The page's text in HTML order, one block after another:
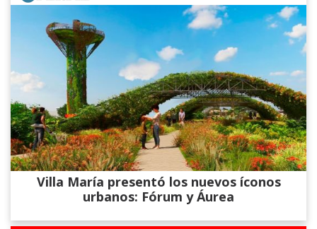
Villa María presentó los nuevos íconos
urbanos: Fórum y Áurea